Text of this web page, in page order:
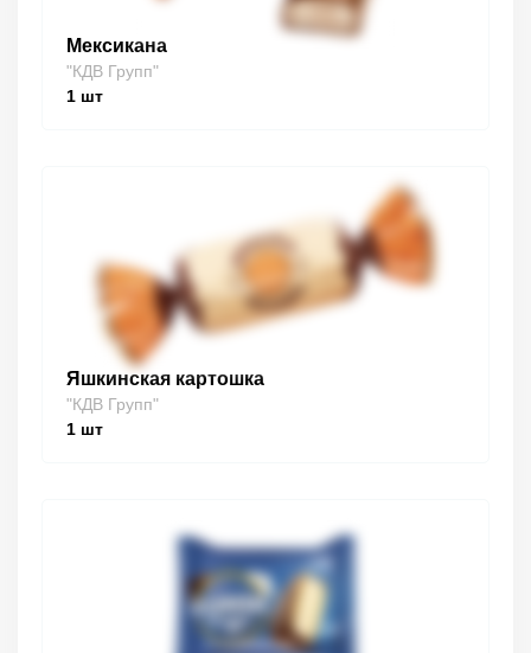
Мексикана
"КДВ Групп"
1 шт
Яшкинская картошка
"КДВ Групп"
1 шт